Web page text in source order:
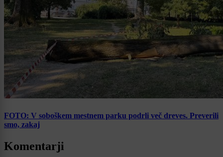
FOTO: V soboškem mestnem parku podrli več dreves. Preverili
smo, zakaj
Komentarji